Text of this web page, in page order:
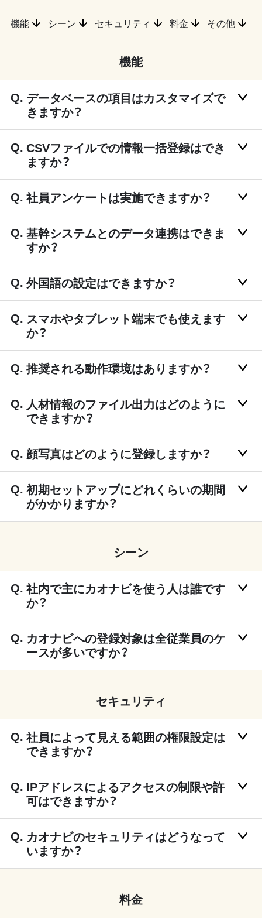
機能 シーン セキュリティ 料金 その他
機能
データベースの項目はカスタマイズで
きますか？
CSVファイルでの情報一括登録はでき
ますか？
社員アンケートは実施できますか？
基幹システムとのデータ連携はできま
すか？
外国語の設定はできますか？
スマホやタブレット端末でも使えます
か？
推奨される動作環境はありますか？
人材情報のファイル出力はどのように
できますか？
顔写真はどのように登録しますか？
初期セットアップにどれくらいの期間
がかかりますか？
シーン
社内で主にカオナビを使う人は誰です
か？
カオナビへの登録対象は全従業員のケ
ースが多いですか？
セキュリティ
社員によって見える範囲の権限設定は
できますか？
IPアドレスによるアクセスの制限や許
可はできますか？
カオナビのセキュリティはどうなって
いますか？
料金